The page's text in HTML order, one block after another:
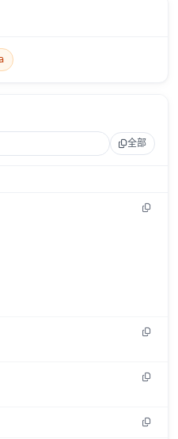
全部